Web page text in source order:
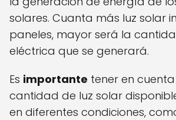
solares. Cuanta más luz solar
paneles, mayor será la
eléctrica que se generará.
Es importante tener en
cantidad de luz solar
en diferentes condiciones,